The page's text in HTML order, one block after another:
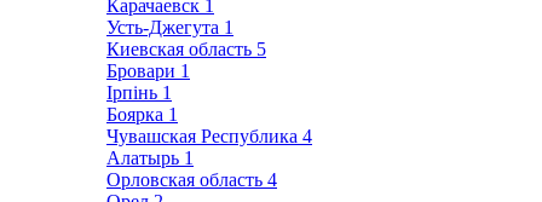
Карачаевск 1
Усть-Джегута 1
Киевская область 5
Бровари 1
Ірпінь 1
Боярка 1
Чувашская Республика 4
Алатырь 1
Орловская область 4